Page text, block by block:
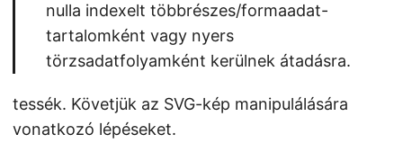
nulla indexelt többrészes/formaadat-
tartalomként vagy nyers
törzsadatfolyamként kerülnek átadásra.
tessék. Követjük az SVG-kép manipulálására
vonatkozó lépéseket.